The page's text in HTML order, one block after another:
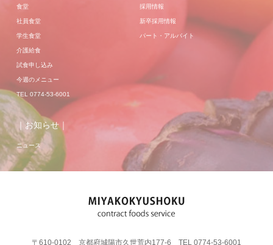
食堂
社員食堂
学生食堂
介護給食
試食申し込み
今週のメニュー
TEL 0774-53-6001
採用情報
新卒採用情報
パート・アルバイト
｜お知らせ｜
ニュース
〒610-0102 京都府城陽市久世荒内177-6 TEL 0774-53-6001